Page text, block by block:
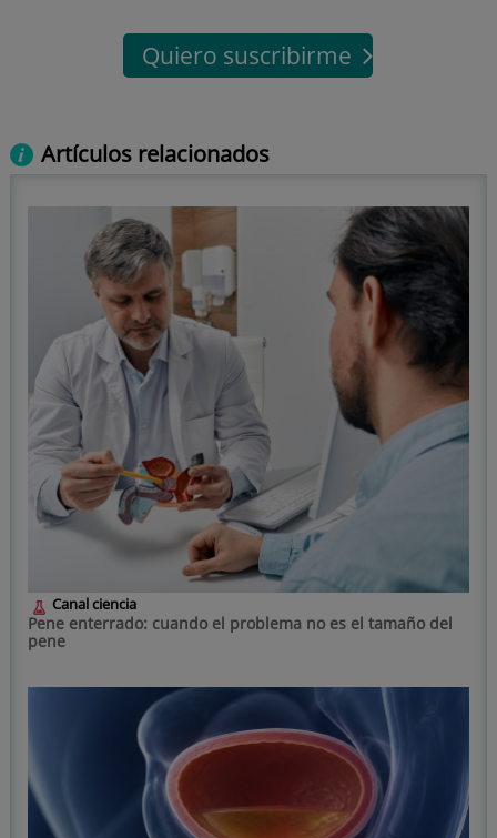
Quiero suscribirme
Artículos relacionados
Canal ciencia
Pene enterrado: cuando el problema no es el tamaño del
pene